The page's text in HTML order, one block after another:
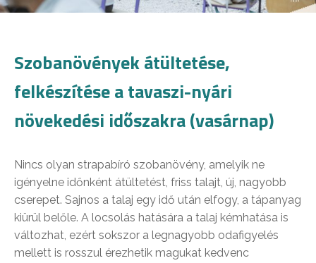
Szobanövények átültetése,
felkészítése a tavaszi-nyári
növekedési időszakra (vasárnap)
Nincs olyan strapabíró szobanövény, amelyik ne
igényelne időnként átültetést, friss talajt, új, nagyobb
cserepet. Sajnos a talaj egy idő után elfogy, a tápanyag
kiürül belőle. A locsolás hatására a talaj kémhatása is
változhat, ezért sokszor a legnagyobb odafigyelés
mellett is rosszul érezhetik magukat kedvenc